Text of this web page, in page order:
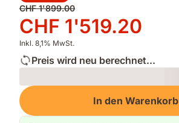
Ursprünglicher
Preis
CHF 1'899.00
CHF 1'899.00
Preis
CHF 1'519.20
CHF 1'519.20
Inkl. 8,1% MwSt.
Preis wird neu berechnet...
Loading
In den Warenkorb